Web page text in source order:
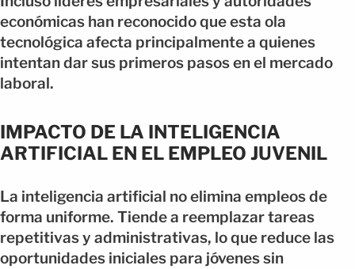
económicas han reconocido que esta ola
tecnológica afecta principalmente a quienes
intentan dar sus primeros pasos en el mercado
laboral.
IMPACTO DE LA INTELIGENCIA
ARTIFICIAL EN EL EMPLEO JUVENIL
La inteligencia artificial no elimina empleos de
forma uniforme. Tiende a reemplazar tareas
repetitivas y administrativas, lo que reduce las
oportunidades iniciales para jóvenes sin